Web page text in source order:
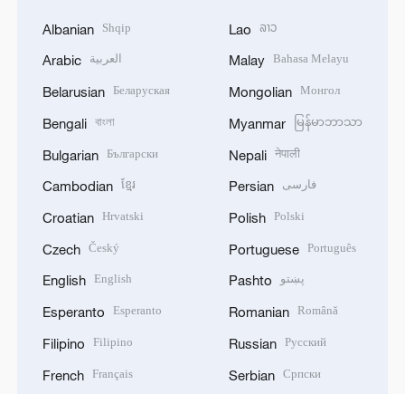
Albanian Shqip
Arabic العربية
Belarusian Беларуская
Bengali বাংলা
Bulgarian Български
Cambodian ខ្មែរ
Croatian Hrvatski
Czech Český
English English
Esperanto Esperanto
Filipino Filipino
French Français
Lao ລາວ
Malay Bahasa Melayu
Mongolian Монгол
Myanmar မြန်မာဘာသာ
Nepali नेपाली
Persian فارسی
Polish Polski
Portuguese Português
Pashto پښتو
Romanian Română
Russian Русский
Serbian Српски